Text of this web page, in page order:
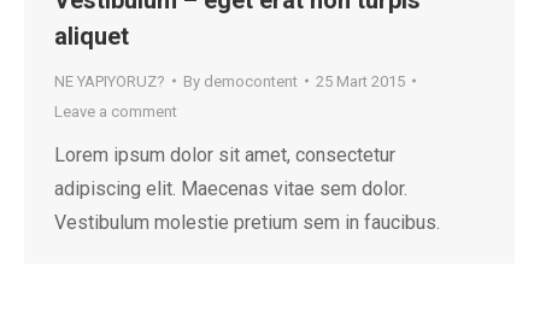
aliquet
NE YAPIYORUZ? By democontent
25 Mart 2015
Leave a comment
Lorem ipsum dolor sit amet, consectetur
adipiscing elit. Maecenas vitae sem dolor.
Vestibulum molestie pretium sem in faucibus.